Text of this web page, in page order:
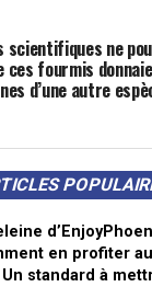
scientifiques ne
ces fourmis
d’une autre
en profiter
standard à